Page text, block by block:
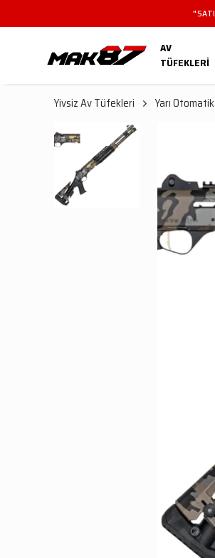
IÇIN MAĞAZAMIZI ZIYARET EDEBILIRSINIZ.
AV
TÜFEKLERİ
Yivsiz Av Tüfekleri Yarı Otomatik